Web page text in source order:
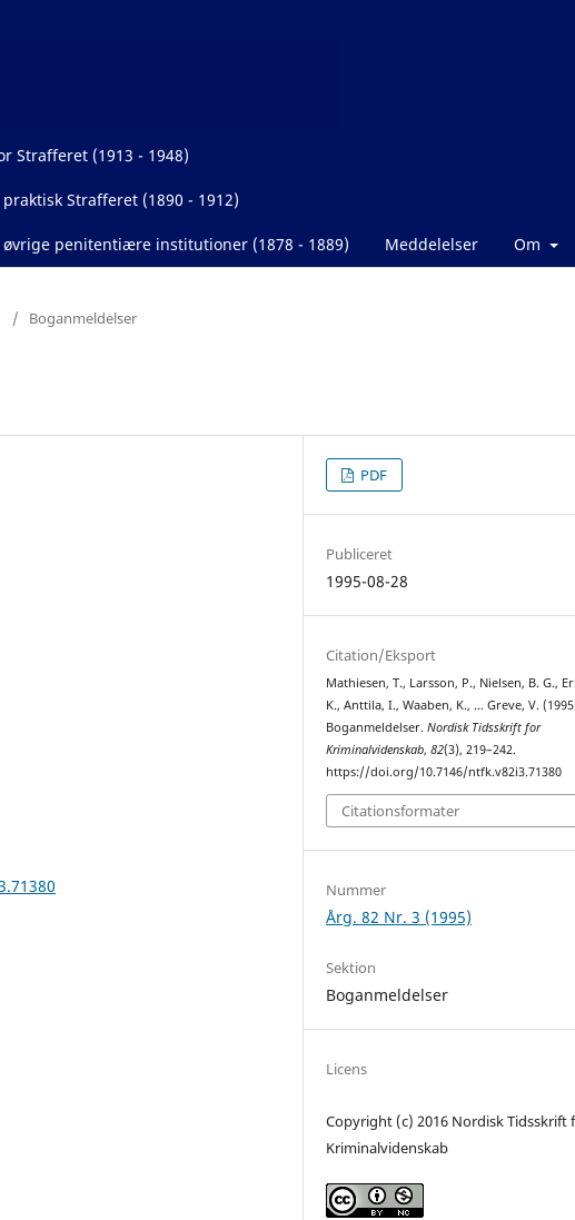
Strafferet (1913 - 1948)
Strafferet (1890 - 1912)
penitentiære institutioner (1878 - 1889) Meddelelser Om
/ Boganmeldelser
PDF
Publiceret
1995-08-28
Citation/Eksport
Mathiesen, T., Larsson, P., Nielsen, B. G.,
K., Anttila, I., Waaben, K., … Greve, V.
Boganmeldelser.Nordisk Tidsskrift for
Kriminalvidenskab,82(3), 219–242.
https://doi.org/10.7146/ntfk.v82i3.71380
Citationsformater
Nummer
Årg. 82 Nr. 3 (1995)
Sektion
Boganmeldelser
Licens
Copyright (c) 2016 Nordisk Tidsskrift
Kriminalvidenskab